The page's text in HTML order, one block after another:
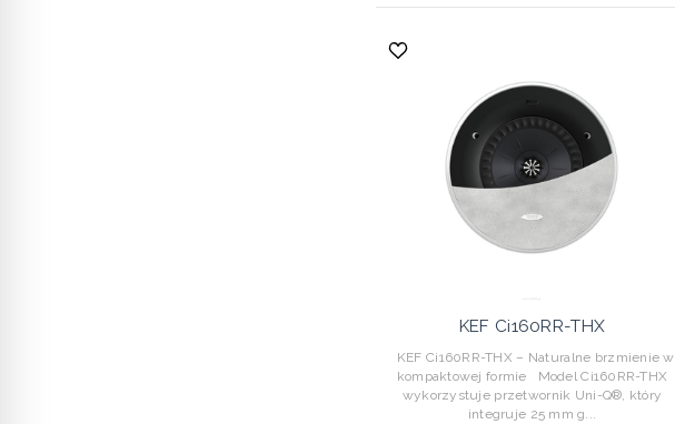
KEF Ci160RR-THX
KEF Ci160RR-THX – Naturalne brzmienie w
kompaktowej formie Model Ci160RR-THX
wykorzystuje przetwornik Uni-Q®, który
integruje 25 mm g...